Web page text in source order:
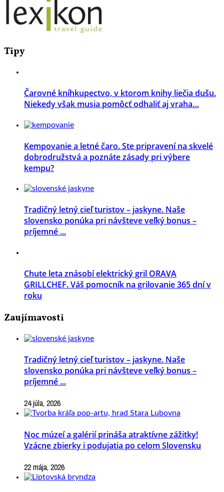
Tipy
Čarovné kníhkupectvo, v ktorom knihy liečia dušu.
Niekedy však musia pomôcť odhaliť aj vraha…
Kempovanie a letné čaro. Ste pripravení na skvelé
dobrodružstvá a poznáte zásady pri výbere
kempu?
Tradičný letný cieľ turistov – jaskyne. Naše
slovensko ponúka pri návšteve veľký bonus –
príjemné ...
Chute leta znásobí elektrický gril ORAVA
GRILLCHEF. Váš pomocník na grilovanie 365 dní v
roku
Zaujímavosti
Tradičný letný cieľ turistov – jaskyne. Naše
slovensko ponúka pri návšteve veľký bonus –
príjemné ...
24 júla, 2026
Noc múzeí a galérií prináša atraktívne zážitky!
Vzácne zbierky i podujatia po celom Slovensku
22 mája, 2026